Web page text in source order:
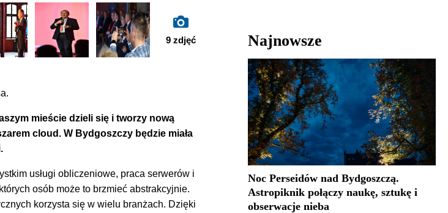
9 zdjęć
mieście dzieli się i tworzy nową
cloud. W Bydgoszczy będzie miała
usługi obliczeniowe, praca serwerów i
osób może to brzmieć abstrakcyjnie.
korzysta się w wielu branżach. Dzięki
Najnowsze
Noc Perseidów nad Bydgoszczą.
Astropiknik połączy naukę, sztukę i
obserwacje nieba